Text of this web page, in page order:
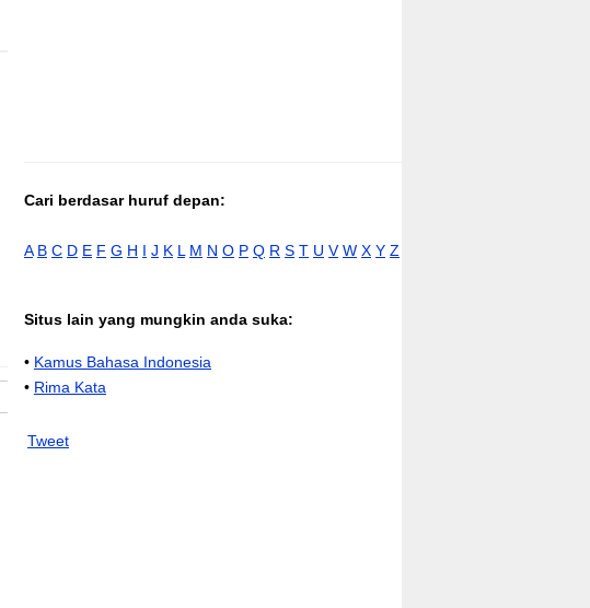
Cari berdasar huruf depan:
A B C D E F G H I J K L M N O P Q R S T U V W X Y Z
Situs lain yang mungkin anda suka:
• Kamus Bahasa Indonesia
• Rima Kata
Tweet